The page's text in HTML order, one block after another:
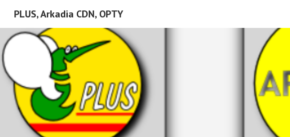
PLUS, Arkadia CDN, OPTY